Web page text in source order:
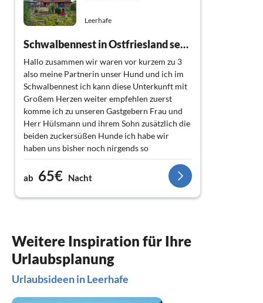
Leerhafe
Schwalbennest in Ostfriesland sehr zu Empfehlen
Hallo zusammen wir waren vor kurzem zu 3
also meine Partnerin unser Hund und ich im
Schwalbennest ich kann diese Unterkunft mit
Großem Herzen weiter empfehlen zuerst
komme ich zu unseren Gastgebern Frau und
Herr Hülsmann und ihrem Sohn zusätzlich die
beiden zuckersüßen Hunde ich habe wir
haben uns bisher noch nirgends so
willkommen und aufgehoben gefühlt wie dort
wundervolle Unterhaltungen und auch mal
einen gemütlichen Abend mit ihnen verbracht
alles in allem was sie angeht ohne worte pure
Jetzt komme ich zur Unterkunft diese ist
wunderschön und sauber eingerichtet alles ist
vorhanden es hat uns an nichts gemangelt Bett
am Tv hatten wir Netflix und Sky da wir ja
einen Hund Dabei hatten haben wir uns
ab 65€ Nacht
Weitere Inspiration für Ihre
Urlaubsplanung
Urlaubsideen in Leerhafe